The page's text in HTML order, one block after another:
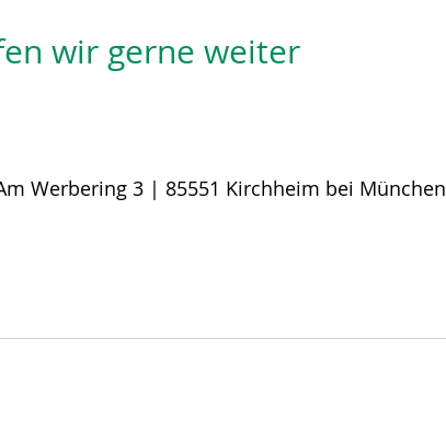
wir gerne weiter
Werbering 3 | 85551 Kirchheim bei München